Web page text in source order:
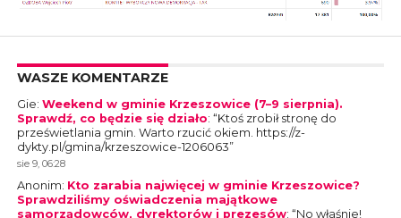
WASZE KOMENTARZE
Gie: Weekend w gminie Krzeszowice (7–9 sierpnia).
Sprawdź, co będzie się działo: “Ktoś zrobił stronę do
prześwietlania gmin. Warto rzucić okiem. https://z-
dykty.pl/gmina/krzeszowice-1206063”
sie 9, 06:28
Anonim: Kto zarabia najwięcej w gminie Krzeszowice?
Sprawdziliśmy oświadczenia majątkowe
samorządowców, dyrektorów i prezesów: “No właśnie!